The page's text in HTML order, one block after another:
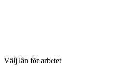
Välj län för arbetet